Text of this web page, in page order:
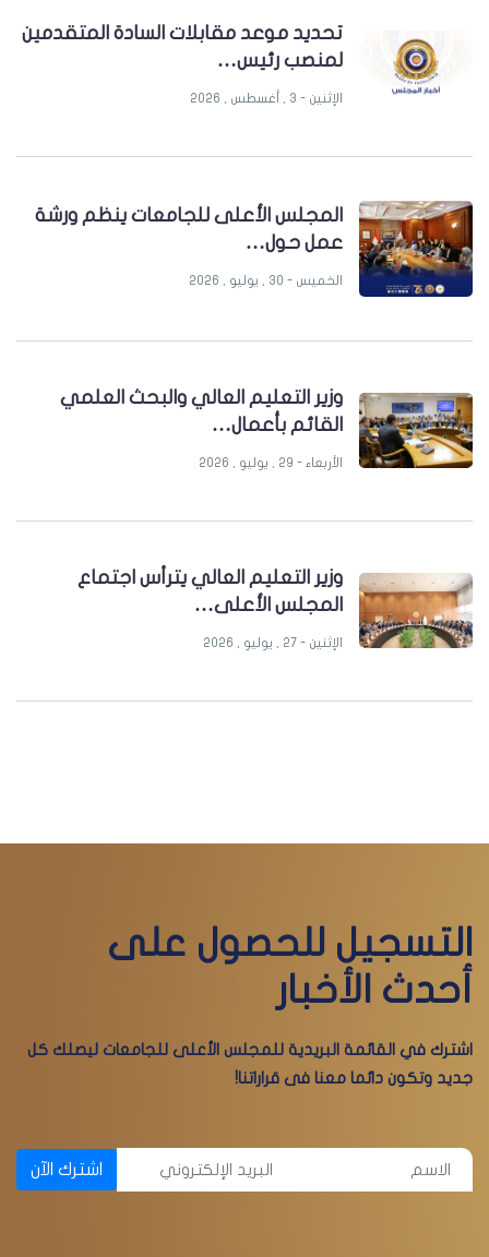
تحديد موعد مقابلات السادة المتقدمين
لمنصب رئيس…
الإثنين - 3 , أغسطس , 2026
المجلس الأعلى للجامعات ينظم ورشة
عمل حول…
الخميس - 30 , يوليو , 2026
وزير التعليم العالي والبحث العلمي
القائم بأعمال…
الأربعاء - 29 , يوليو , 2026
وزير التعليم العالي يترأس اجتماع
المجلس الأعلى…
الإثنين - 27 , يوليو , 2026
التسجيل للحصول على
أحدث الأخبار
اشترك في القائمة البريدية للمجلس الأعلى للجامعات ليصلك كل
جديد وتكون دائما معنا فى قراراتنا!
اشترك الآن